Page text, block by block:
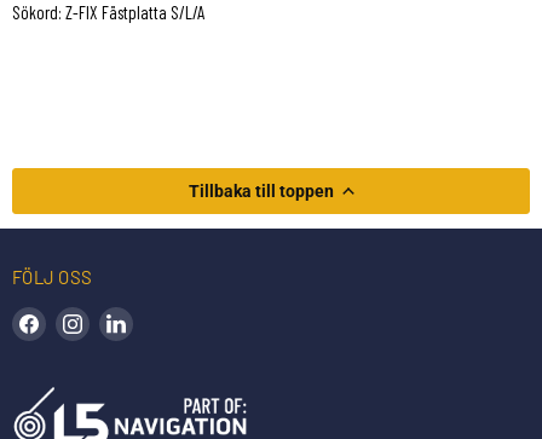
Sökord: Z-FIX Fästplatta S/L/A
Tillbaka till toppen
FÖLJ OSS
Hitta oss på Facebook
Hitta oss på Instagram